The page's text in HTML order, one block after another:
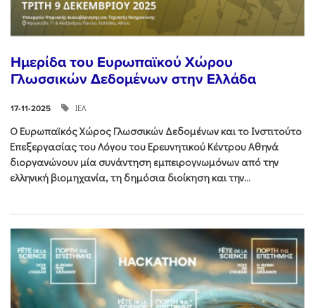
Ημερίδα του Ευρωπαϊκού Χώρου
Γλωσσικών Δεδομένων στην Ελλάδα
17-11-2025 ΙΕΛ
Ο Ευρωπαϊκός Χώρος Γλωσσικών Δεδομένων και το Ινστιτούτο
Επεξεργασίας του Λόγου του Ερευνητικού Κέντρου Αθηνά
διοργανώνουν μία συνάντηση εμπειρογνωμόνων από την
ελληνική βιομηχανία, τη δημόσια διοίκηση και την...